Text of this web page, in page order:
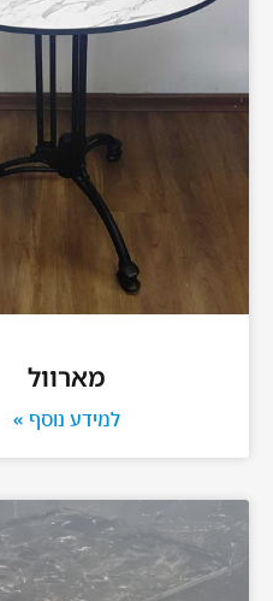
מארוול
למידע נוסף »